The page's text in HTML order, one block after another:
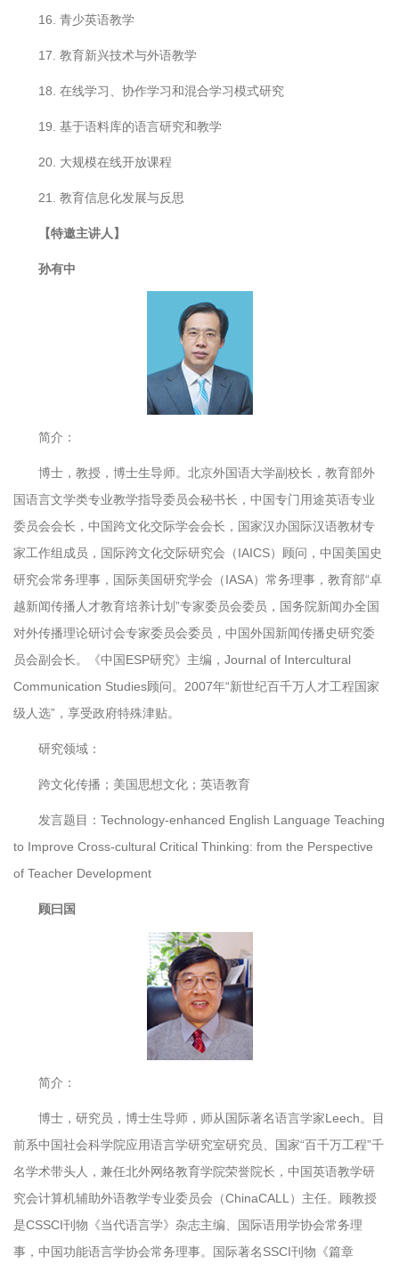
16. 青少英语教学
17. 教育新兴技术与外语教学
18. 在线学习、协作学习和混合学习模式研究
19. 基于语料库的语言研究和教学
20. 大规模在线开放课程
21. 教育信息化发展与反思
【特邀主讲人】
孙有中
简介：
博士，教授，博士生导师。北京外国语大学副校长，教育部外
国语言文学类专业教学指导委员会秘书长，中国专门用途英语专业
委员会会长，中国跨文化交际学会会长，国家汉办国际汉语教材专
家工作组成员，国际跨文化交际研究会（IAICS）顾问，中国美国史
研究会常务理事，国际美国研究学会（IASA）常务理事，教育部“卓
越新闻传播人才教育培养计划”专家委员会委员，国务院新闻办全国
对外传播理论研讨会专家委员会委员，中国外国新闻传播史研究委
员会副会长。《中国ESP研究》主编，Journal of Intercultural
Communication Studies顾问。2007年“新世纪百千万人才工程国家
级人选”，享受政府特殊津贴。
研究领域：
跨文化传播；美国思想文化；英语教育
发言题目：Technology-enhanced English Language Teaching
to Improve Cross-cultural Critical Thinking: from the Perspective
of Teacher Development
顾曰国
简介：
博士，研究员，博士生导师，师从国际著名语言学家Leech。目
前系中国社会科学院应用语言学研究室研究员、国家“百千万工程”千
名学术带头人，兼任北外网络教育学院荣誉院长，中国英语教学研
究会计算机辅助外语教学专业委员会（ChinaCALL）主任。顾教授
是CSSCI刊物《当代语言学》杂志主编、国际语用学协会常务理
事，中国功能语言学协会常务理事。国际著名SSCI刊物《篇章